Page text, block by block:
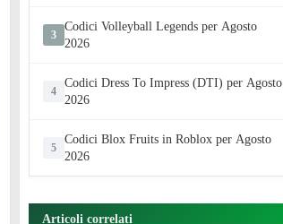
3
Codici Volleyball Legends per Agosto
2026
4
Codici Dress To Impress (DTI) per Agosto
2026
5
Codici Blox Fruits in Roblox per Agosto
2026
Articoli correlati